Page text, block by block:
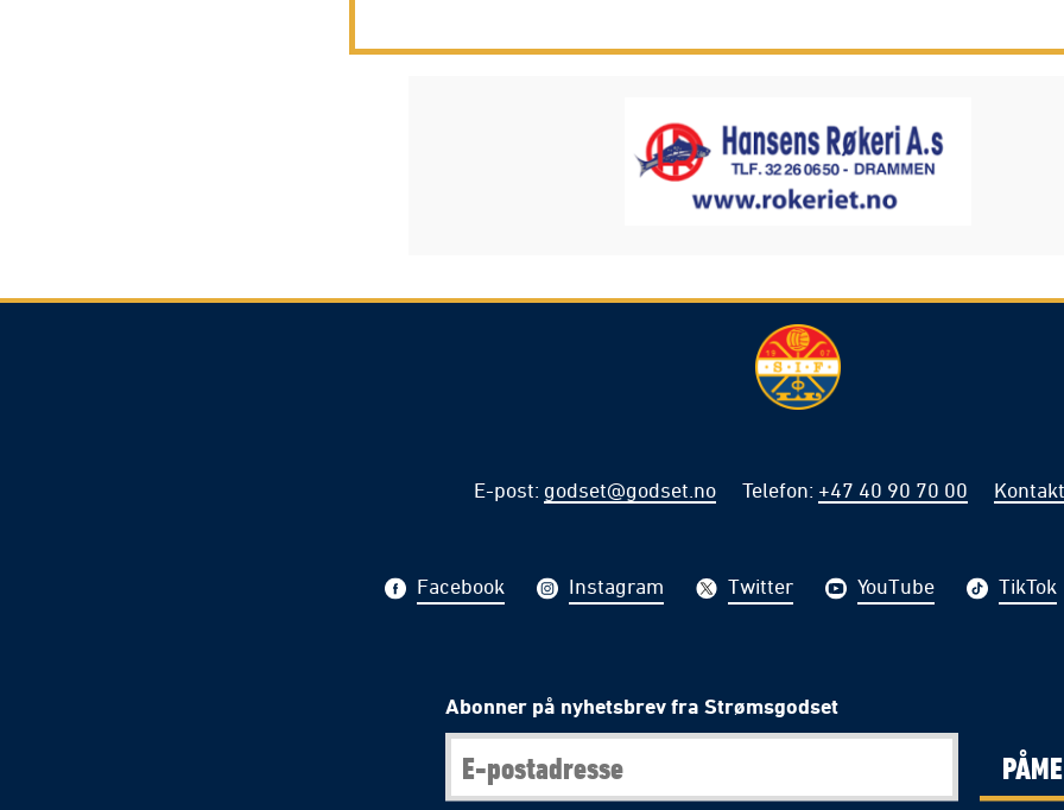
E-post: godset@godset.no Telefon: +47 40 90 70 00
Facebook Instagram Twitter YouTube TikTok
Abonner på nyhetsbrev fra Strømsgodset